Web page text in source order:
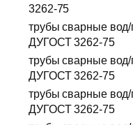
3262-75
трубы сварные вод/
ДУГОСТ 3262-75
трубы сварные вод/
ДУГОСТ 3262-75
трубы сварные вод/
ДУГОСТ 3262-75